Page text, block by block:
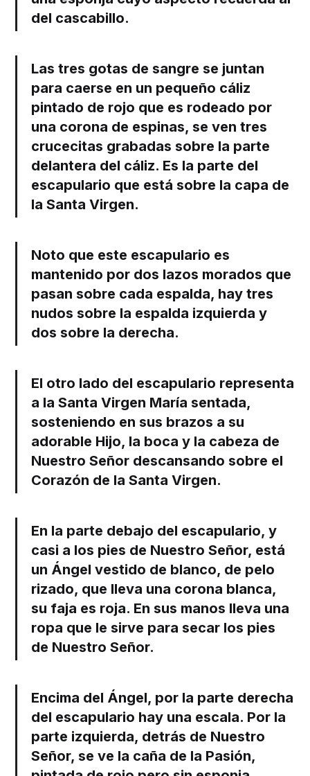
del cascabillo.
Las tres gotas de sangre se juntan
para caerse en un pequeño cáliz
pintado de rojo que es rodeado por
una corona de espinas, se ven tres
crucecitas grabadas sobre la parte
delantera del cáliz. Es la parte del
escapulario que está sobre la capa de
la Santa Virgen.
Noto que este escapulario es
mantenido por dos lazos morados que
pasan sobre cada espalda, hay tres
nudos sobre la espalda izquierda y
dos sobre la derecha.
El otro lado del escapulario representa
a la Santa Virgen María sentada,
sosteniendo en sus brazos a su
adorable Hijo, la boca y la cabeza de
Nuestro Señor descansando sobre el
Corazón de la Santa Virgen.
En la parte debajo del escapulario, y
casi a los pies de Nuestro Señor, está
un Ángel vestido de blanco, de pelo
rizado, que lleva una corona blanca,
su faja es roja. En sus manos lleva una
ropa que le sirve para secar los pies
de Nuestro Señor.
Encima del Ángel, por la parte derecha
del escapulario hay una escala. Por la
parte izquierda, detrás de Nuestro
Señor, se ve la caña de la Pasión,